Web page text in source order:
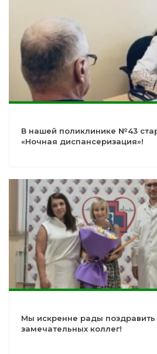
В нашей поликлинике №43
«Ночная диспансеризация»!
Мы искренне рады
замечательных коллег!